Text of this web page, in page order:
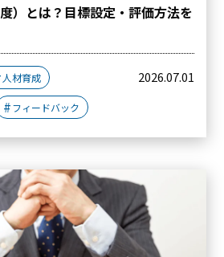
）とは？目標設定・評価方法を
人材育成
フィードバック
2026.07.01